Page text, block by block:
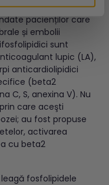
sindromulului
pacienților care
și embolii
sunt
lupic (LA),
anticardiolipidici
(beta2
C, S, anexina V). Nu
care aceşti
au fost propuse
activarea
cu beta2
fosfolipidele